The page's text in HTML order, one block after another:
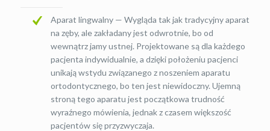
Aparat lingwalny — Wygląda tak jak tradycyjny aparat
na zęby, ale zakładany jest odwrotnie, bo od
wewnątrz jamy ustnej. Projektowane są dla każdego
pacjenta indywidualnie, a dzięki położeniu pacjenci
unikają wstydu związanego z noszeniem aparatu
ortodontycznego, bo ten jest niewidoczny. Ujemną
stroną tego aparatu jest początkowa trudność
wyraźnego mówienia, jednak z czasem większość
pacjentów się przyzwyczaja.